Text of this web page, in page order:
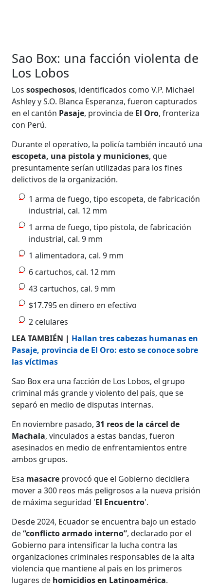
Sao Box: una facción violenta de
Los Lobos
Lossospechosos, identificados como V.P. Michael
Ashley y S.O. Blanca Esperanza, fueron capturados
en el cantón Pasaje, provincia de El Oro, fronteriza
con Perú.
Durante el operativo, la policía también incautó una
escopeta, una pistola y municiones, que
presuntamente serían utilizadas para los fines
delictivos de la organización.
1 arma de fuego, tipo escopeta, de fabricación
industrial, cal. 12 mm
1 arma de fuego, tipo pistola, de fabricación
industrial, cal. 9 mm
1 alimentadora, cal. 9 mm
6 cartuchos, cal. 12 mm
43 cartuchos, cal. 9 mm
$17.795 en dinero en efectivo
2 celulares
LEA TAMBIÉN | Hallan tres cabezas humanas en
Pasaje, provincia de El Oro: esto se conoce sobre
las víctimas
Sao Box era una facción de Los Lobos, el grupo
criminal más grande y violento del país, que se
separó en medio de disputas internas.
En noviembre pasado,31 reos de la cárcel de
Machala, vinculados a estas bandas, fueron
asesinados en medio de enfrentamientos entre
ambos grupos.
Esa masacre provocó que el Gobierno decidiera
mover a 300 reos más peligrosos a la nueva prisión
de máxima seguridad 'El Encuentro'.
Desde 2024, Ecuador se encuentra bajo un estado
de“conflicto armado interno”, declarado por el
Gobierno para intensificar la lucha contra las
organizaciones criminales responsables de la alta
violencia que mantiene al país en los primeros
lugares de homicidios en Latinoamérica.